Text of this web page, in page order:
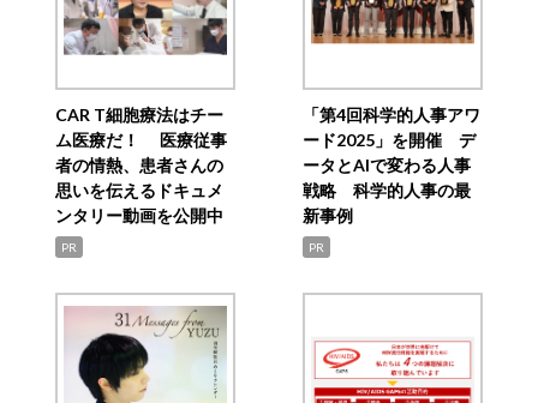
CAR T細胞療法はチー
ム医療だ！ 医療従事
者の情熱、患者さんの
思いを伝えるドキュメ
ンタリー動画を公開中
PR
「第4回科学的人事アワ
ード2025」を開催 デ
ータとAIで変わる人事
戦略 科学的人事の最
新事例
PR